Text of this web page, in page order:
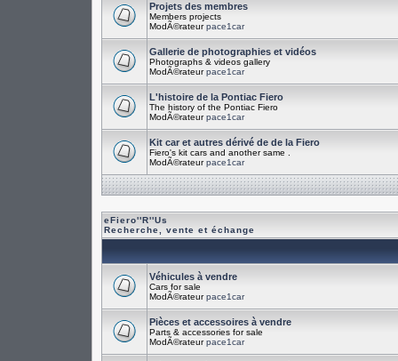
Projets des membres
Members projects
ModÃ©rateurpace1car
Gallerie de photographies et vidéos
Photographs & videos gallery
ModÃ©rateurpace1car
L'histoire de la Pontiac Fiero
The history of the Pontiac Fiero
ModÃ©rateurpace1car
Kit car et autres dérivé de de la Fiero
Fiero's kit cars and another same .
ModÃ©rateurpace1car
eFiero''R''Us
Recherche, vente et échange
Véhicules à vendre
Cars for sale
ModÃ©rateurpace1car
Pièces et accessoires à vendre
Parts & accessories for sale
ModÃ©rateurpace1car